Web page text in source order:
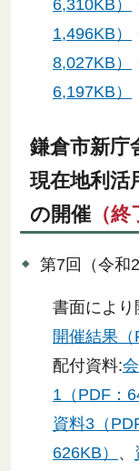
6,310KB）
1,496KB）
8,027KB）
6,197KB）
鎌倉市新庁
現在地利活
の開催 （
第7回（令和
書面により
開催結果（
配付資料:
1（PDF：
資料3（
626KB） 、